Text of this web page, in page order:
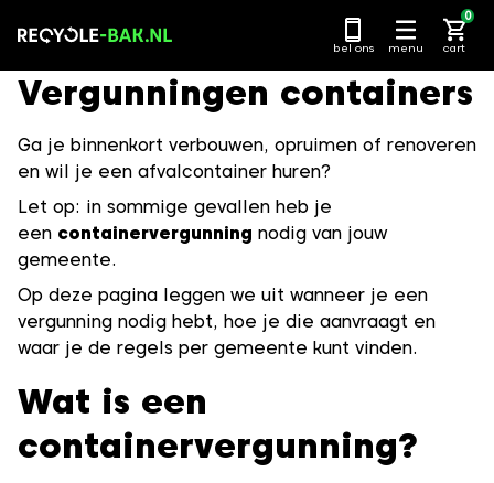
naar
bel ons menu cart
0
Vergunningen containers
Ga je binnenkort verbouwen, opruimen of renoveren
en wil je een afvalcontainer huren?
Let op: in sommige gevallen heb je
een containervergunning nodig van jouw
gemeente.
Op deze pagina leggen we uit wanneer je een
vergunning nodig hebt, hoe je die aanvraagt en
waar je de regels per gemeente kunt vinden.
Wat is een
containervergunning?